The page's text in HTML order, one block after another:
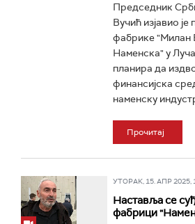
Председник
Вучић изјавио
фабрике "Милан
Наменска" у
планира да
финансијска
наменску
Прочитај
УТОРАК, 15. АПР 2025,
Наставља се
фабрици